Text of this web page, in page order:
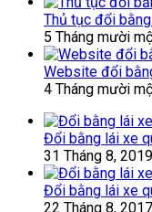
Thủ tục đổi
5 Tháng mười
Website đổi
4 Tháng mười
Đổi bằng lái xe
31 Tháng 8, 2019
Đổi bằng lái xe
22 Tháng 8, 2017